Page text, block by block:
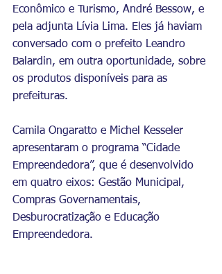
Econômico e Turismo, André Bessow, e
pela adjunta Lívia Lima. Eles já haviam
conversado com o prefeito Leandro
Balardin, em outra oportunidade, sobre
os produtos disponíveis para as
prefeituras.
Camila Ongaratto e Michel Kesseler
apresentaram o programa “Cidade
Empreendedora”, que é desenvolvido
em quatro eixos: Gestão Municipal,
Compras Governamentais,
Desburocratização e Educação
Empreendedora.